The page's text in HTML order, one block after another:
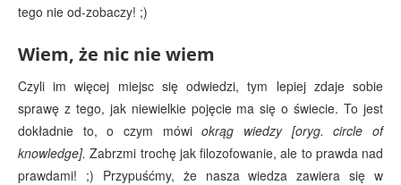
tego nie od-zobaczy! ;)
Wiem, że nic nie wiem
Czyli im więcej miejsc się odwiedzi, tym lepiej zdaje sobie
sprawę z tego, jak niewielkie pojęcie ma się o świecie. To jest
dokładnie to, o czym mówiokrąg wiedzy [oryg. circle of
knowledge]. Zabrzmi trochę jak filozofowanie, ale to prawda nad
prawdami! ;) Przypuśćmy, że nasza wiedza zawiera się w